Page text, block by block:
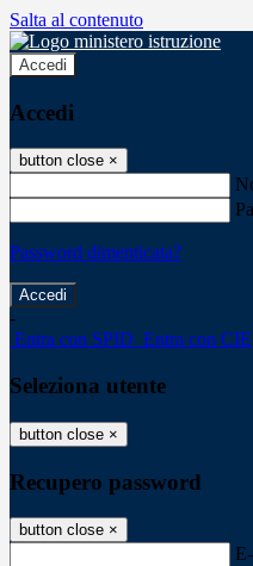
Salta al contenuto
Accedi
Accedi
button close ×
Password dimenticata?
-
Entra con SPID Entra con CIE
Seleziona utente
button close ×
Recupero password
button close ×